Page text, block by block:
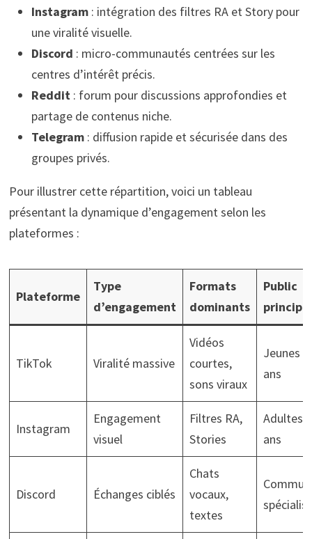
Instagram: intégration des filtres RA et Story pour
une viralité visuelle.
Discord : micro-communautés centrées sur les
centres d’intérêt précis.
Reddit: forum pour discussions approfondies et
partage de contenus niche.
Telegram: diffusion rapide et sécurisée dans des
groupes privés.
Pour illustrer cette répartition, voici un tableau
présentant la dynamique d’engagement selon les
plateformes :
Plateforme
Type
d’engagement
Formats
dominants
Public
principal
TikTok Viralité massive
Vidéos
courtes,
sons viraux
Jeunes
ans
Instagram
Engagement
visuel
Filtres RA,
Stories
Adultes
ans
Discord Échanges ciblés
Chats
vocaux,
textes